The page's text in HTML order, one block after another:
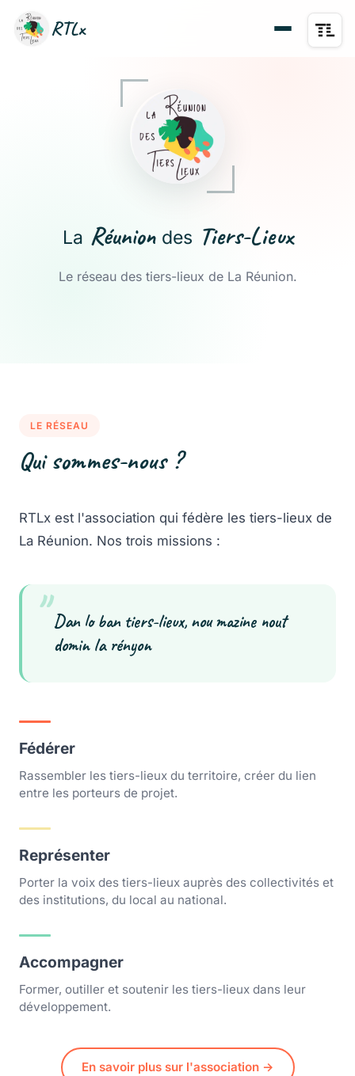
RTLx
La Réunion des Tiers-Lieux
Le réseau des tiers-lieux de La Réunion.
LE RÉSEAU
Qui sommes-nous ?
RTLx est l'association qui fédère les tiers-lieux de
La Réunion. Nos trois missions :
" Dan lo ban tiers-lieux, nou mazine nout
domin la rényon
Fédérer
Rassembler les tiers-lieux du territoire, créer du lien
entre les porteurs de projet.
Représenter
Porter la voix des tiers-lieux auprès des collectivités et
des institutions, du local au national.
Accompagner
Former, outiller et soutenir les tiers-lieux dans leur
développement.
En savoir plus sur l'association →